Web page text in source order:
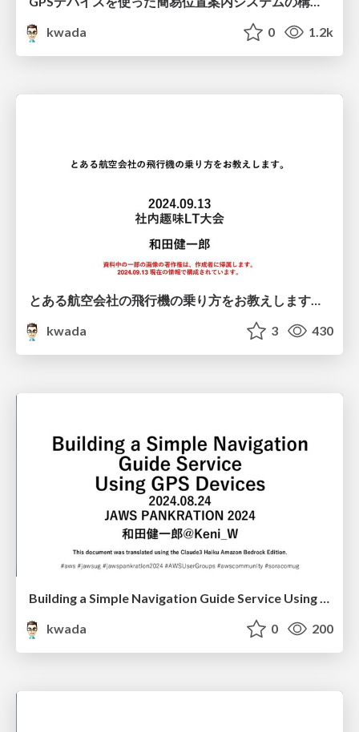
kwada
0 1.2k
kwada
3 430
Building a Simple Navigation Guide Service Using GPS Devices/jaws-pankration2024
kwada
0 200